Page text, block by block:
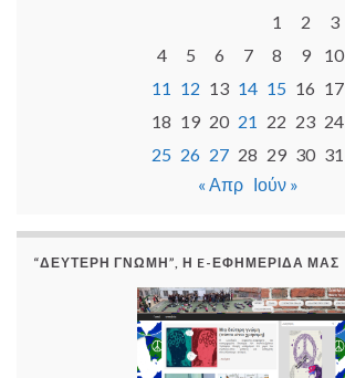
1
2
3
4
5 6 7 8 9
10
11 12 13 14 15 16 17
18 19 20 21 22 23 24
25 26 27 28 29 30 31
« Απρ Ιούν »
“ΔΕΎΤΕΡΗ ΓΝΏΜΗ”, Η E-ΕΦΗΜΕΡΊΔΑ ΜΑΣ